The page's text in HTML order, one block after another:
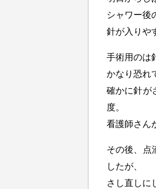
シャワー後
針が入りや
手術用のは
かなり恐れ
確かに針が
度。
看護師さん
その後、点
したが、
さし直しに